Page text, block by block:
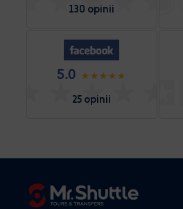
130 opinii
5.0
25 opinii